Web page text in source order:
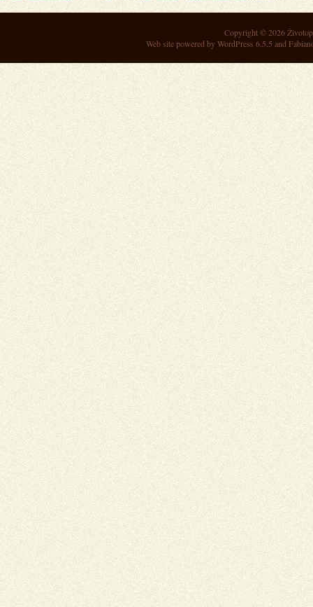
Copyright © 2026
Web site powered byWordPress 6.5.5 and